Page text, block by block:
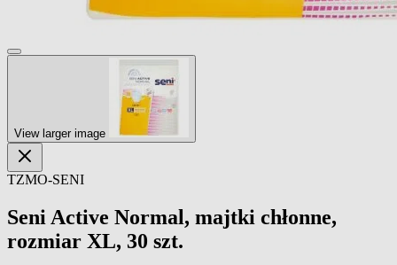
View larger image
TZMO-SENI
Seni Active Normal, majtki chłonne,
rozmiar XL, 30 szt.